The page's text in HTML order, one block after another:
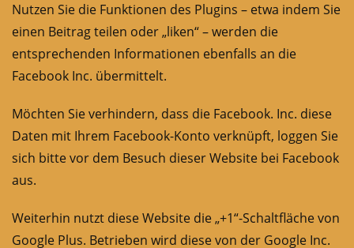
Nutzen Sie die Funktionen des Plugins – etwa indem Sie
einen Beitrag teilen oder „liken“ – werden die
entsprechenden Informationen ebenfalls an die
Facebook Inc. übermittelt.
Möchten Sie verhindern, dass die Facebook. Inc. diese
Daten mit Ihrem Facebook-Konto verknüpft, loggen Sie
sich bitte vor dem Besuch dieser Website bei Facebook
aus.
Weiterhin nutzt diese Website die „+1“-Schaltfläche von
Google Plus. Betrieben wird diese von der Google Inc.